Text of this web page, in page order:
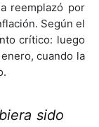
reemplazó por
Según el
crítico: luego
cuando la
sido